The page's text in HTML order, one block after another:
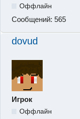
Оффлайн
Сообщений: 565
dovud
Игрок
Оффлайн